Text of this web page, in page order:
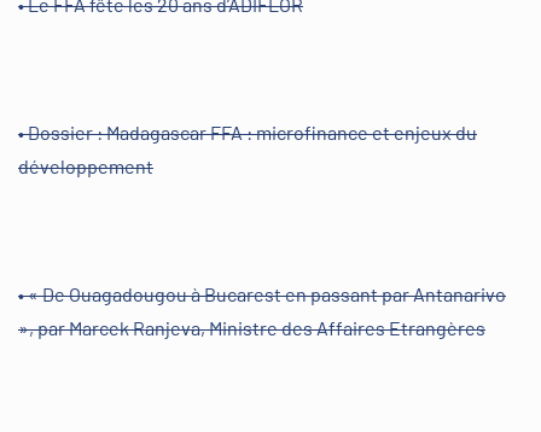
• Dossier : Madagascar FFA : microfinance et enjeux du
développement
• « De Ouagadougou à Bucarest en passant par Antanarivo
», par Marcek Ranjeva, Ministre des Affaires Etrangères